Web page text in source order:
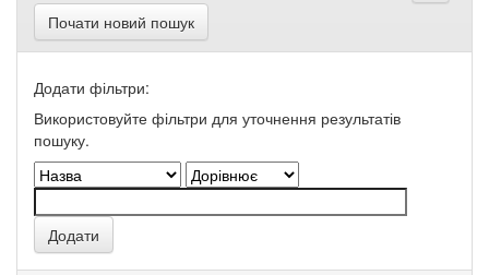
Почати новий пошук
Додати фільтри:
Використовуйте фільтри для уточнення результатів
пошуку.